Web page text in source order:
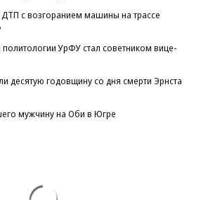
с возгоранием машины на трассе
политологии УрФУ стал советником вице-
десятую годовщину со дня смерти Эрнста
мужчину на Оби в Югре